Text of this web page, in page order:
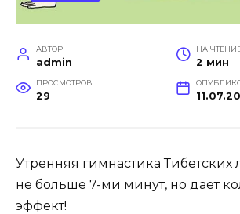
АВТОР
admin
НА
2 мин
ПРОСМОТРОВ
29
Утренняя гимнастика Тибетских
не больше 7-ми минут, но даёт
эффект!